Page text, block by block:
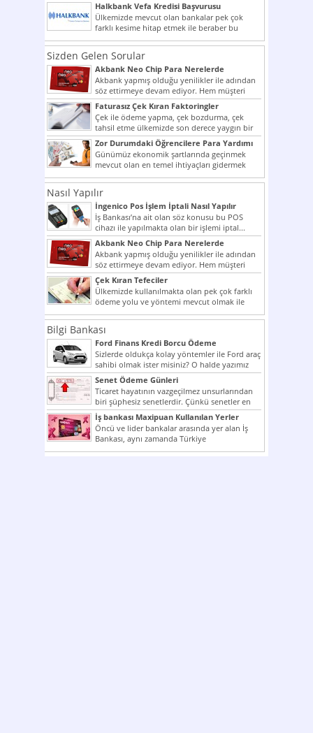
Halkbank Vefa Kredisi Başvurusu
Ülkemizde mevcut olan bankalar pek çok
farklı kesime hitap etmek ile beraber bu
noktada son...
Sizden Gelen Sorular
Akbank Neo Chip Para Nerelerde
Kullanılır?
Akbank yapmış olduğu yenilikler ile adından
söz ettirmeye devam ediyor. Hem müşteri
potansiyelini arttırmak hem...
Faturasız Çek Kıran Faktoringler
Çek ile ödeme yapma, çek bozdurma, çek
tahsil etme ülkemizde son derece yaygın bir
şekilde...
Zor Durumdaki Öğrencilere Para Yardımı
Günümüz ekonomik şartlarında geçinmek
mevcut olan en temel ihtiyaçları gidermek
dahi son derece zor olmak...
Nasıl Yapılır
İngenico Pos İşlem İptali Nasıl Yapılır
İş Bankası’na ait olan söz konusu bu POS
cihazı ile yapılmakta olan bir işlemi iptal...
Akbank Neo Chip Para Nerelerde
Kullanılır?
Akbank yapmış olduğu yenilikler ile adından
söz ettirmeye devam ediyor. Hem müşteri
potansiyelini arttırmak hem...
Çek Kıran Tefeciler
Ülkemizde kullanılmakta olan pek çok farklı
ödeme yolu ve yöntemi mevcut olmak ile
beraber bunlar...
Bilgi Bankası
Ford Finans Kredi Borcu Ödeme
Sizlerde oldukça kolay yöntemler ile Ford araç
sahibi olmak ister misiniz? O halde yazımız
ilginizi...
Senet Ödeme Günleri
Ticaret hayatının vazgeçilmez unsurlarından
biri şüphesiz senetlerdir. Çünkü senetler en
çok kullanılan ödeme araçlarıdır. Taksitler...
İş bankası Maxipuan Kullanılan Yerler
Öncü ve lider bankalar arasında yer alan İş
Bankası, aynı zamanda Türkiye
Cumhuriyeti’nin ilk milli...